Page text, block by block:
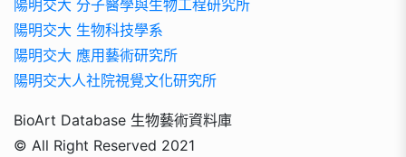
陽明交大 分子醫學與生物工程研究所
陽明交大 生物科技學系
陽明交大 應用藝術研究所
陽明交大人社院視覺文化研究所
BioArt Database 生物藝術資料庫
© All Right Reserved 2021